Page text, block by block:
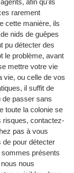
rarement
cette manière, ils
nids de guêpes
pu détecter des
le problème, avant
mettre votre vie
vie, ou celle de vos
il suffit de
de passer sans
toute la colonie se
risques, contactez-
pas à vous
pour détecter
présents
nous